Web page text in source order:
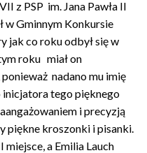
z PSP im. Jana Pawła II
w Gminnym Konkursie
jak co roku odbył się w
roku miał on
nadano mu imię
tego pięknego
i precyzją
piękne kroszonki i pisanki.
miejsce, a Emilia Lauch